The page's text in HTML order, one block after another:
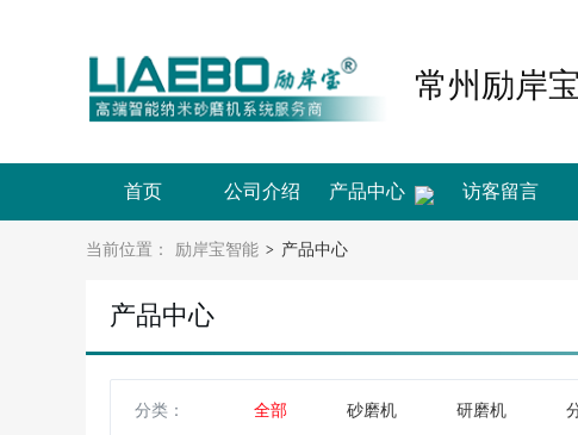
常州励岸
首页 公司介绍 产品中心 访客留言
当前位置： 励岸宝智能 > 产品中心
产品中心
分类： 全部 砂磨机 研磨机